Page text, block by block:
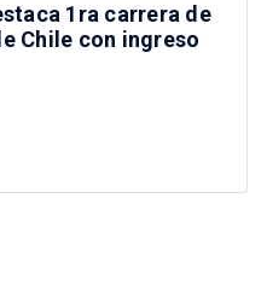
1ra carrera de
Chile con ingreso